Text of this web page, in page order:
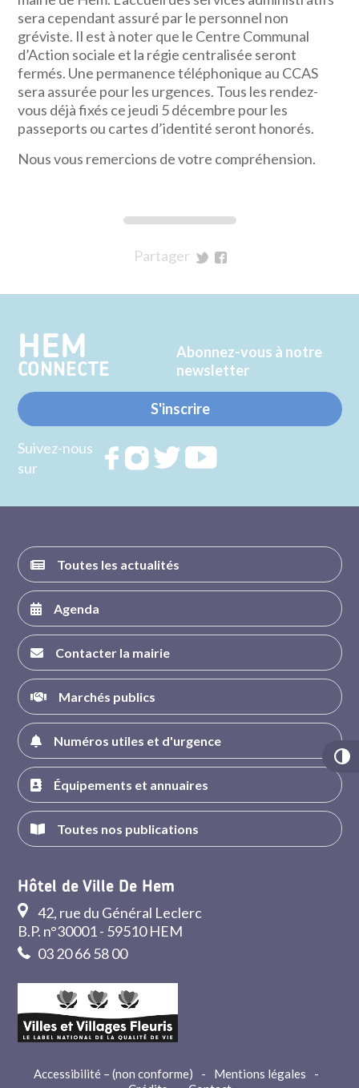
sera cependant assuré par le personnel non
gréviste. Il est à noter que le Centre Communal
d’Action sociale et la régie centralisée seront
fermés. Une permanence téléphonique au CCAS
sera assurée pour les urgences. Tous les rendez-
vous déjà fixés ce jeudi 5 décembre pour les
passeports ou cartes d’identité seront honorés.
Nous vous remercions de votre compréhension.
Partager
Twitter
Facebook
HEM
CONNECTE
Abonnez-vous à notre
newsletter
S'inscrire
Suivez-nous
sur
RejoignezRejoignezRejoignez
Toutes les actualités
Agenda
Contacter la mairie
Marchés publics
Numéros utiles et d'urgence
Équipements et annuaires
Toutes nos publications
Hôtel de Ville De Hem
42, rue du Général Leclerc
B.P. n°30001 - 59510 HEM
03 20 66 58 00
Accessibilité – (non conforme) - Mentions légales
-